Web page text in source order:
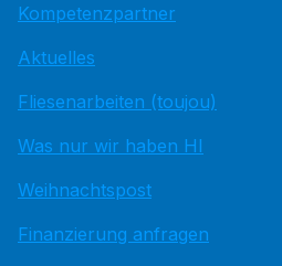
Kompetenzpartner
Aktuelles
Fliesenarbeiten (toujou)
Was nur wir haben HI
Weihnachtspost
Finanzierung anfragen